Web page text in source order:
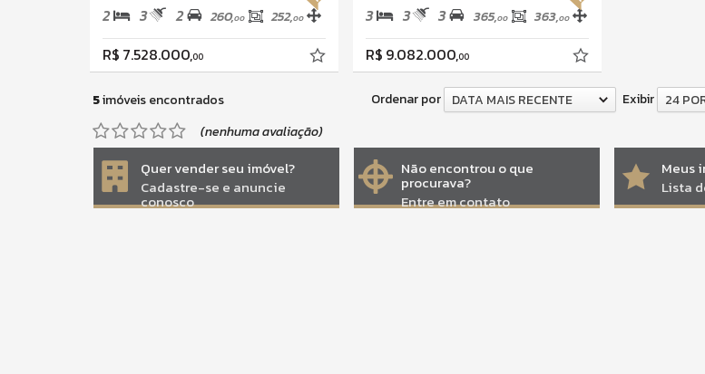
2 3 2 260,00 252,00
R$ 7.528.000,00
3 3 3 365,00 363,00
R$ 9.082.000,00
5imóveis encontrados Exibir 24
Ordenar por
DATA MAIS RECENTE
(nenhuma avaliação)
Quer vender seu imóvel?
Cadastre-se e anuncie
conosco
Não encontrou o que
procurava?
Entre em contato
Meus
Lista